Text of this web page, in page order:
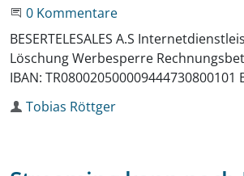
Beginne eine Unterhaltung
0 Kommentare
BESERTELESALES A.S
Löschung Werbesperre
IBAN: TR080020500009444730800101
Autor
Tobias Röttger